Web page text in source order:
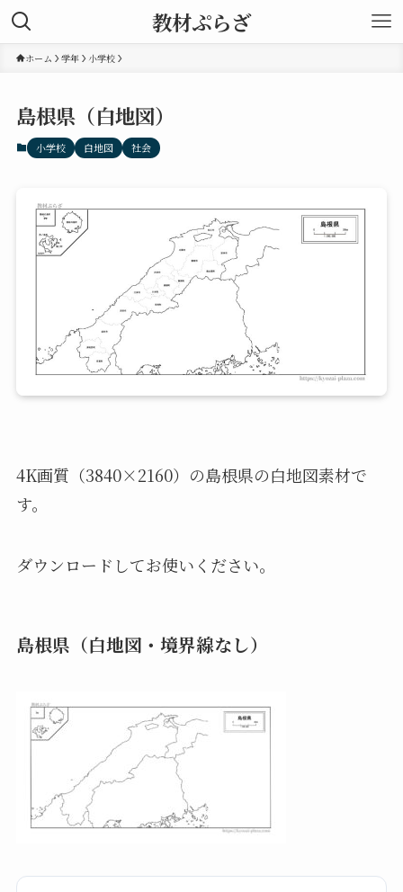
教材ぷらざ
ホーム 学年 小学校
島根県（白地図）
小学校 白地図 社会
4K画質（3840×2160）の島根県の白地図素材で
す。
ダウンロードしてお使いください。
島根県（白地図・境界線なし）